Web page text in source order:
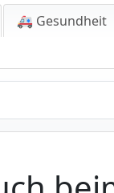
🚑 Gesundheit